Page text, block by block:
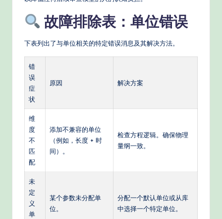
故障排除表：单位错误
下表列出了与单位相关的特定错误消息及其解决方法。
错
误
症
状
原因 解决方案
维
度
不
匹
配
添加不兼容的单位
（例如，长度 + 时
间）。
检查方程逻辑。确保物理
量纲一致。
未
定
义
单
某个参数未分配单
位。
分配一个默认单位或从库
中选择一个特定单位。